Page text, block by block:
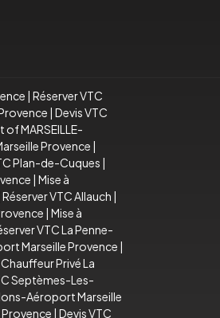
| Réserver VTC
| Devis VTC
of MARSEILLE-
Provence |
Plan-de-Cuques |
| Mise à
Réserver VTC Allauch |
| Mise à
VTC La Penne-
Marseille Provence |
Chauffeur Privé La
Septèmes-Les-
Aéroport Marseille
| Devis VTC